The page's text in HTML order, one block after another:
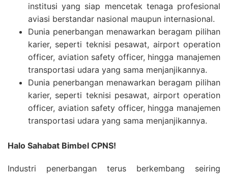
institusi yang siap mencetak tenaga profesional
aviasi berstandar nasional maupun internasional.
Dunia penerbangan menawarkan beragam pilihan
karier, seperti teknisi pesawat, airport operation
officer, aviation safety officer, hingga manajemen
transportasi udara yang sama menjanjikannya.
Dunia penerbangan menawarkan beragam pilihan
karier, seperti teknisi pesawat, airport operation
officer, aviation safety officer, hingga manajemen
transportasi udara yang sama menjanjikannya.
Halo Sahabat Bimbel CPNS!
Industri penerbangan terus berkembang seiring